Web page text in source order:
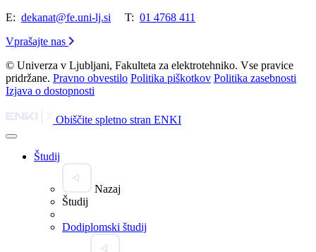
E: dekanat@fe.uni-lj.si T: 01 4768 411
Vprašajte nas
© Univerza v Ljubljani, Fakulteta za elektrotehniko. Vse pravice
pridržane. Pravno obvestilo Politika piškotkov Politika zasebnosti
Izjava o dostopnosti
Obiščite spletno stran ENKI
Študij
Nazaj
Študij
Dodiplomski študij